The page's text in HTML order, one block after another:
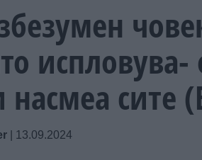
насмеа сите
13.09.2024